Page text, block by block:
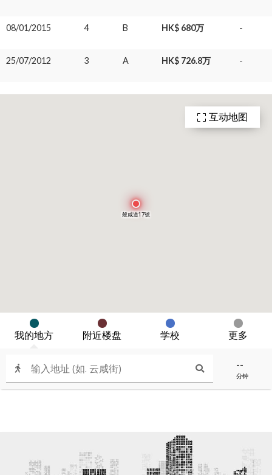
般咸道17號
--
分钟
我的地方 附近楼盘 学校 更多
互动地图
08/01/2015 4 B HK$ 680万 -
25/07/2012 3 A HK$ 726.8万 -